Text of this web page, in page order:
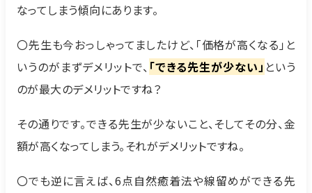
なってしまう傾向にあります。
〇先生も今おっしゃってましたけど、「価格が高くなる」と
いうのがまずデメリットで、 「できる先生が少ない」 という
のが最大のデメリットですね？
その通りです。できる先生が少ないこと、そしてその分、金
額が高くなってしまう。それがデメリットですね。
〇でも逆に言えば、6点自然癒着法や線留めができる先